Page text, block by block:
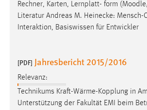
Rechner, Karten, Lernplatt- form (Moodle
Literatur Andreas M. Heinecke: Mensch-
Interaktion, Basiswissen für Entwickler
[PDF] Jahresbericht 2015/2016
Relevanz:
Technikums Kraft-Wärme-Kopplung in
Unterstützung der Fakultät EMI beim